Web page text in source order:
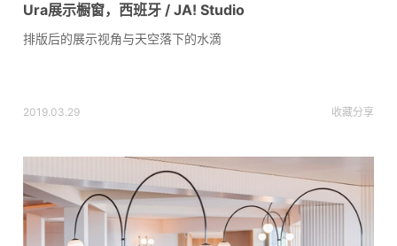
Ura展示橱窗，西班牙 / JA! Studio
排版后的展示视角与天空落下的水滴
2019.03.29 收藏分享